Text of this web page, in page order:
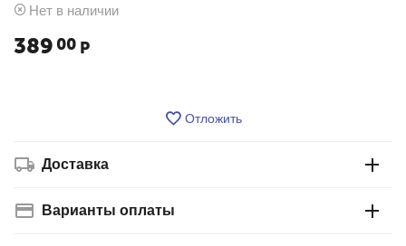
Нет в наличии
389 00 Р
Отложить
Доставка
Варианты оплаты